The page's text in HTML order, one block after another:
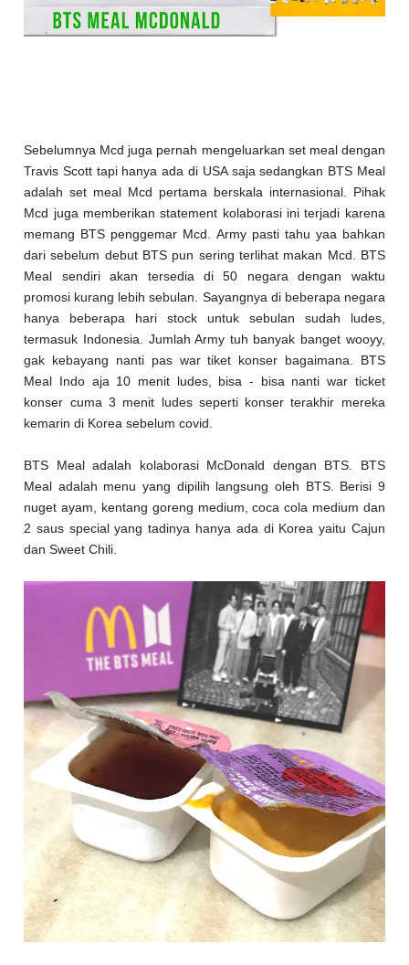
Sebelumnya Mcd juga pernah mengeluarkan set meal dengan
Travis Scott tapi hanya ada di USA saja sedangkan BTS Meal
adalah set meal Mcd pertama berskala internasional. Pihak
Mcd juga memberikan statement kolaborasi ini terjadi karena
memang BTS penggemar Mcd. Army pasti tahu yaa bahkan
dari sebelum debut BTS pun sering terlihat makan Mcd. BTS
Meal sendiri akan tersedia di 50 negara dengan waktu
promosi kurang lebih sebulan. Sayangnya di beberapa negara
hanya beberapa hari stock untuk sebulan sudah ludes,
termasuk Indonesia. Jumlah Army tuh banyak banget wooyy,
gak kebayang nanti pas war tiket konser bagaimana. BTS
Meal Indo aja 10 menit ludes, bisa - bisa nanti war ticket
konser cuma 3 menit ludes seperti konser terakhir mereka
kemarin di Korea sebelum covid.
BTS Meal adalah kolaborasi McDonald dengan BTS. BTS
Meal adalah menu yang dipilih langsung oleh BTS. Berisi 9
nuget ayam, kentang goreng medium, coca cola medium dan
2 saus special yang tadinya hanya ada di Korea yaitu Cajun
dan Sweet Chili.